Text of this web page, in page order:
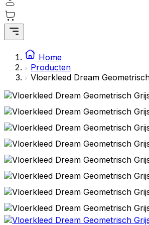
Home
Producten
Vloerkleed Dream